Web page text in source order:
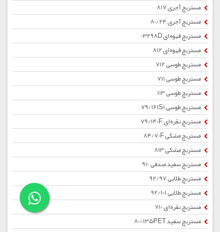
مستربچ آجری 817
مستربچ آجری 80/24
مستربچ قهوه ای 03298D
مستربچ قهوه ای 812
مستربچ طوسی 712
مستربچ طوسی 711
مستربچ طوسی 113
مستربچ طوسی 79/161S1
مستربچ نقره ای 79/140F
مستربچ مشکی 84/70F
مستربچ مشکی 813
مستربچ سفید صدفی 910
مستربچ طلایی 92/97
مستربچ طلایی 92/101
مستربچ نقره ای 710
مستربچ سفید 80/135PET